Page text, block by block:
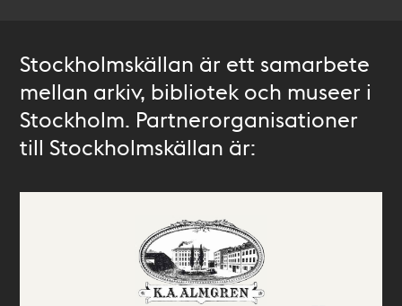
Stockholmskällan är ett samarbete
mellan arkiv, bibliotek och museer i
Stockholm. Partnerorganisationer
till Stockholmskällan är: